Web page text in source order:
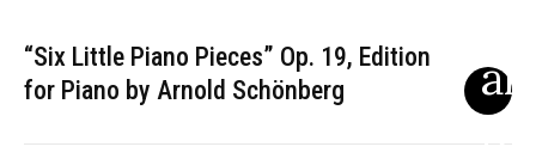
“Six Little Piano Pieces” Op. 19, Edition
for Piano by Arnold Schönberg